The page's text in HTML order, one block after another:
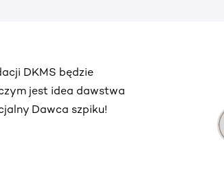
DKMS będzie
jest idea dawstwa
Dawca szpiku!